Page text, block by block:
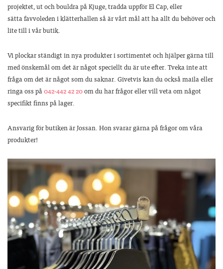
projektet, ut och bouldra på Kjuge, tradda uppför El Cap, eller
sätta favvoleden i klätterhallen så är vårt mål att ha allt du behöver och
lite till i vår butik.
Vi plockar ständigt in nya produkter i sortimentet och hjälper gärna till
med önskemål om det är något speciellt du är ute efter. Tveka inte att
fråga om det är något som du saknar. Givetvis kan du också maila eller
ringa oss på042-442 42 20om du har frågor eller vill veta om något
specifikt finns på lager.
Ansvarig för butiken är Jossan. Hon svarar gärna på frågor om våra
produkter!